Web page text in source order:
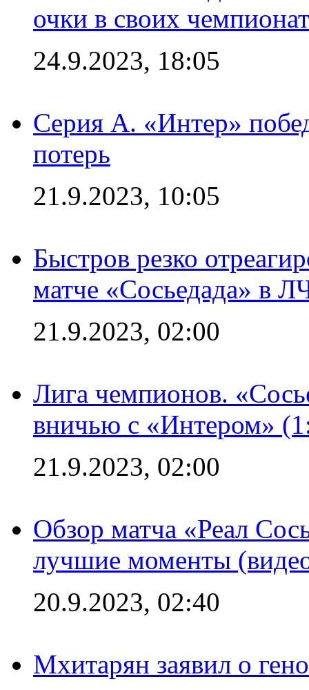
очки в своих
24.9.2023, 18:05
Серия А. «Интер»
потерь
21.9.2023, 10:05
Быстров резко
матче «Сосьедада» в
21.9.2023, 02:00
Лига чемпионов.
вничью с «Интером»
21.9.2023, 02:00
Обзор матча «Реал
лучшие моменты
20.9.2023, 02:40
Мхитарян заявил о